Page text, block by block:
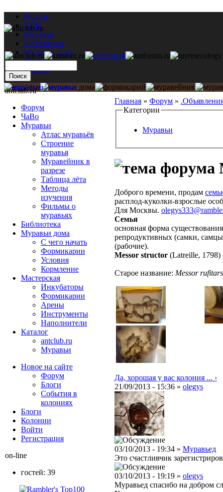
Форум
ЧаВо
Муравьи
Библиотека
Муравьи дома
Мастерская
Каталог
Главная » Форум »
Категории
Муравьи
Доброго времени, продам
расплод-куколки-взрослые
Для Москвы.
Семья
основная форма
репродуктивных (самки,
(рабочие).
Messor structor (Latreille, 1798)
Старое название: Messor
Да, хорошая у вас колония ... ›
21/09/2013 - 15:36 » olegys
03/10/2013 - 19:34 » Муравьед
Это счастливчик
03/10/2013 - 19:19 » olegys
Муравьед спасибо на добром
antclub.ru
Форум
ЧаВо
Муравьи
Атлас муравьёв
Строение
муравья
Муравейник в
разрезе
Таблица лёта
Методы
изучения
Фильмы о
муравьях
Библиотека
Муравьи дома
С чего начать
Формикарии
Условия
Кормление
Мастерская
Инкубаторы
Формикарии
Арены
Инструменты
Наполнители
Каталог
antclub.ru
Муравьи
Новое на сайте
Форум
Блоги
События в
колониях
Блоги
Колонии
Войти
Peгиcтpaция
on-line
гостей: 39